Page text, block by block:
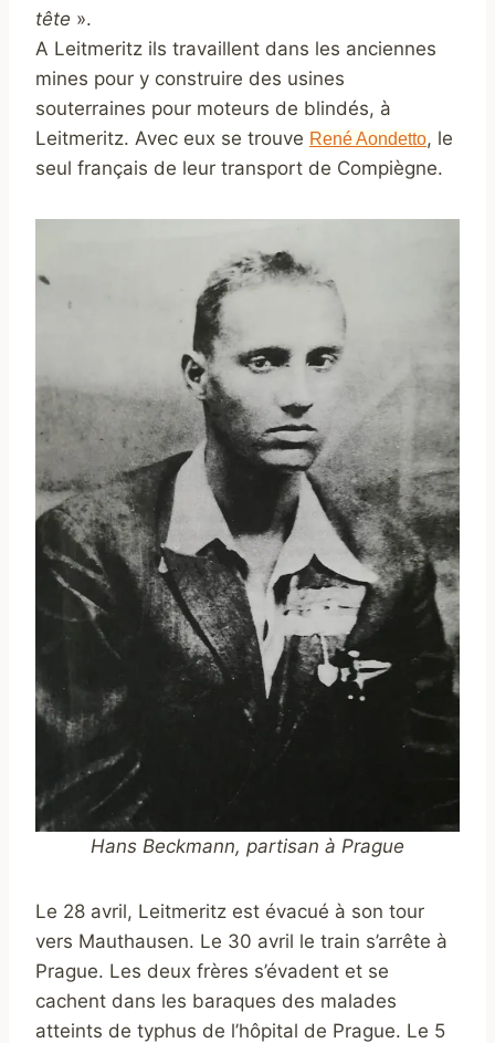
tête ».
A Leitmeritz ils travaillent dans les anciennes
mines pour y construire des usines
souterraines pour moteurs de blindés, à
Leitmeritz. Avec eux se trouve René Aondetto, le
seul français de leur transport de Compiègne.
Hans Beckmann, partisan à Prague
Le 28 avril, Leitmeritz est évacué à son tour
vers Mauthausen. Le 30 avril le train s’arrête à
Prague. Les deux frères s’évadent et se
cachent dans les baraques des malades
atteints de typhus de l’hôpital de Prague. Le 5